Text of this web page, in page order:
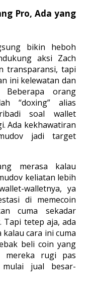
Pro, Ada yang
bikin heboh
aksi Zach
transparansi, tapi
ini kelewatan dan
Beberapa orang
“doxing” alias
soal wallet
Ada kekhawatiran
jadi target
merasa kalau
keliatan lebih
walletnya, ya
di memecoin
cuma sekadar
tetep aja, ada
cara ini cuma
beli coin yang
mereka rugi pas
mulai jual besar-